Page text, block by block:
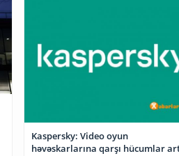
Kaspersky: Video oyun
həvəskarlarına qarşı hücumlar